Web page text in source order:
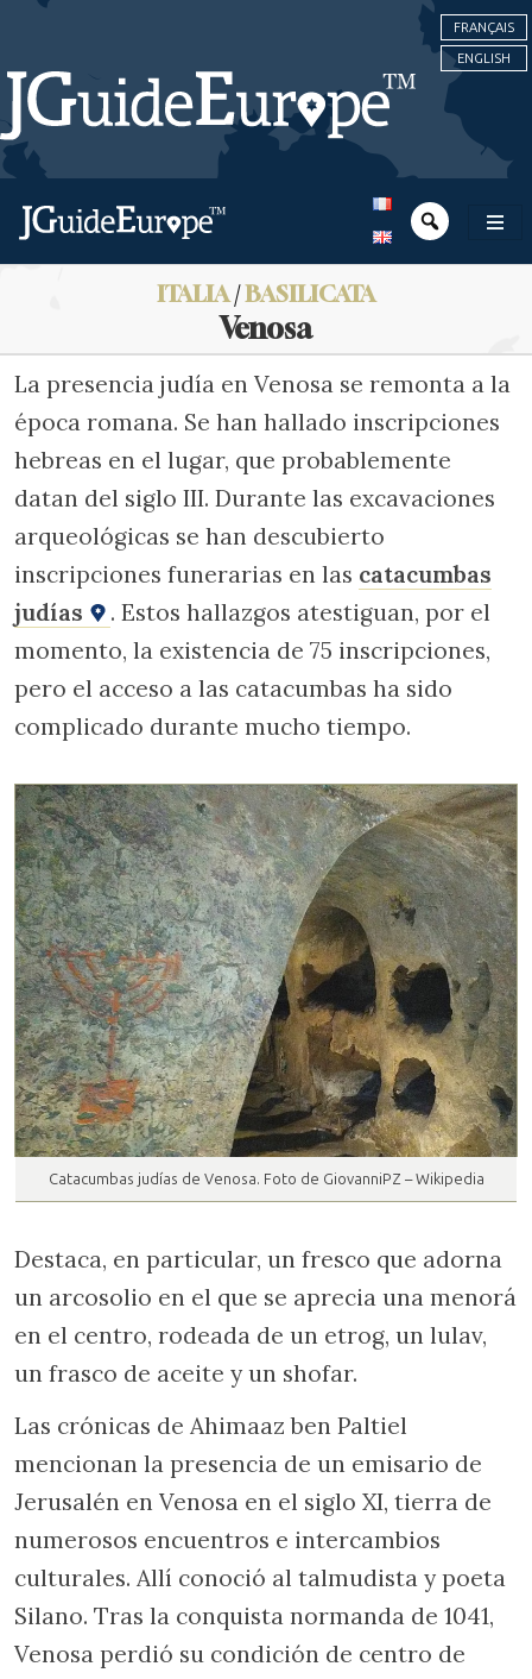
FRANÇAIS
ENGLISH
ITALIA/BASILICATA
Venosa
La presencia judía en Venosa se remonta a la
época romana. Se han hallado inscripciones
hebreas en el lugar, que probablemente
datan del siglo III. Durante las excavaciones
arqueológicas se han descubierto
inscripciones funerarias en las catacumbas
judías
. Estos hallazgos atestiguan, por el
momento, la existencia de 75 inscripciones,
pero el acceso a las catacumbas ha sido
complicado durante mucho tiempo.
Catacumbas judías de Venosa. Foto de GiovanniPZ – Wikipedia
Destaca, en particular, un fresco que adorna
un arcosolio en el que se aprecia una menorá
en el centro, rodeada de un etrog, un lulav,
un frasco de aceite y un shofar.
Las crónicas de Ahimaaz ben Paltiel
mencionan la presencia de un emisario de
Jerusalén en Venosa en el siglo XI, tierra de
numerosos encuentros e intercambios
culturales. Allí conoció al talmudista y poeta
Silano. Tras la conquista normanda de 1041,
Venosa perdió su condición de centro de